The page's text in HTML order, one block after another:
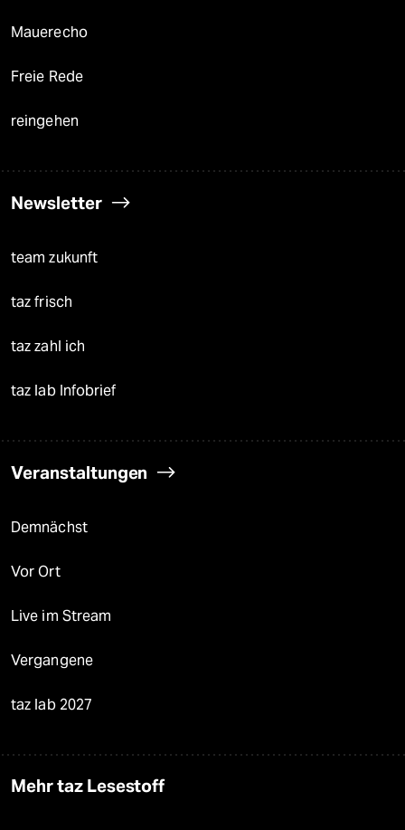
Mauerecho
Freie Rede
reingehen
Newsletter
team zukunft
taz frisch
taz zahl ich
taz lab Infobrief
Veranstaltungen
Demnächst
Vor Ort
Live im Stream
Vergangene
taz lab 2027
Mehr taz Lesestoff